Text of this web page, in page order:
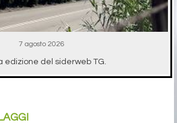
7 agosto 2026
edizione del siderweb TG.